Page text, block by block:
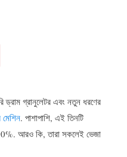
ড্রাম গ্রানুলেটর এবং নতুন ধরণের
মেশিন. পাশাপাশি, এই তিনটি
আরও কি, তারা সকলেই ভেজা